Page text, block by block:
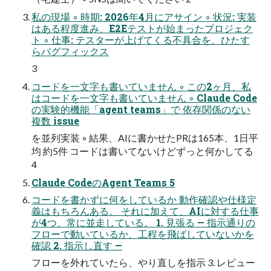
私の現場 ◦ 時期: 2026年4月にアサイン ◦ 状況: 実装
はある程度進み、E2Eテストが始まったプロジェク
ト ◦ 仕事: テスターが上げてくる不具合を、ひたす
らバグフィックス
3
コードを一文字も書いていません ◦ この2ヶ月、私
はコードを一文字も書いていません ◦ Claude Code
の実験的機能「agent teams」で 依存関係のない
複数 issue
を並列実装 ◦ 結果、AIに書かせたPRは165本、1日平
均 約5件 コードは書いてないけどずっと何かしてる
4
Claude CodeのAgent Teams 5
コードを書かずに何をしているか 動作確認や仕様定
義はもちろんある。 それに加えて、AIに対する仕事
が4つ、常に並走している。 1. 見張る — 指示通りの
フローで動いているか、工程を飛ばしていないかを
確認 2. 指示し直す —
フローを外れていたら、やり直しを指示 3. レビュー